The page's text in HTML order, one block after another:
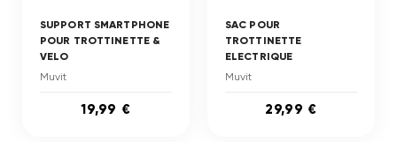
SUPPORT SMARTPHONE
POUR TROTTINETTE &
VELO
Muvit
19,99 €
SAC POUR
TROTTINETTE
ELECTRIQUE
Muvit
29,99 €